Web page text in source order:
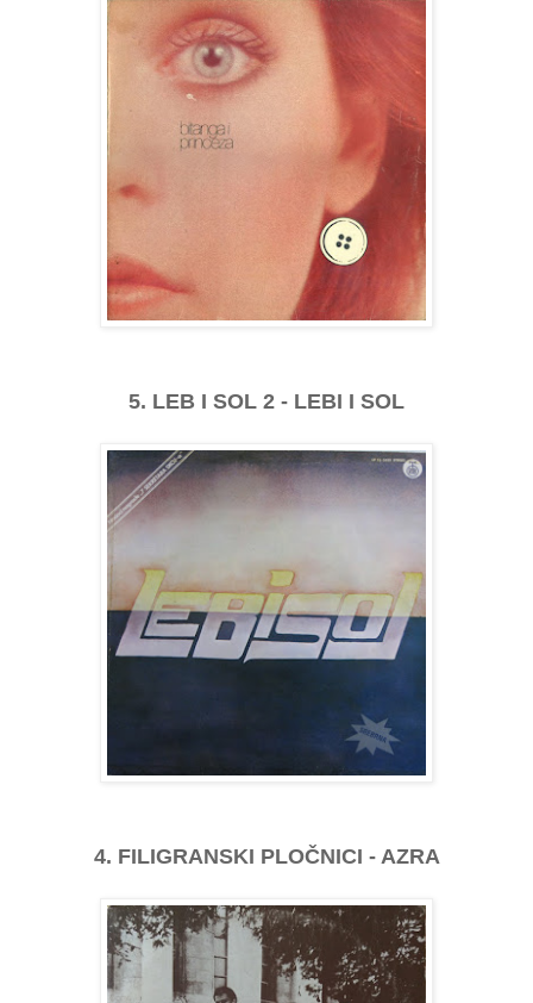
5. LEB I SOL 2 - LEBI I SOL
4. FILIGRANSKI PLOČNICI - AZRA